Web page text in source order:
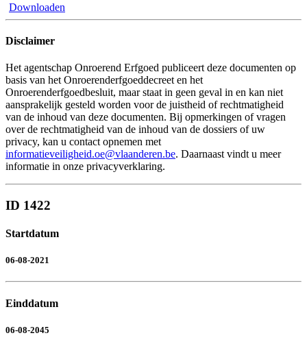
Downloaden
Disclaimer
Het agentschap Onroerend Erfgoed publiceert deze documenten op
basis van het Onroerenderfgoeddecreet en het
Onroerenderfgoedbesluit, maar staat in geen geval in en kan niet
aansprakelijk gesteld worden voor de juistheid of rechtmatigheid
van de inhoud van deze documenten. Bij opmerkingen of vragen
over de rechtmatigheid van de inhoud van de dossiers of uw
privacy, kan u contact opnemen met
informatieveiligheid.oe@vlaanderen.be. Daarnaast vindt u meer
informatie in onze privacyverklaring.
ID 1422
Startdatum
06-08-2021
Einddatum
06-08-2045